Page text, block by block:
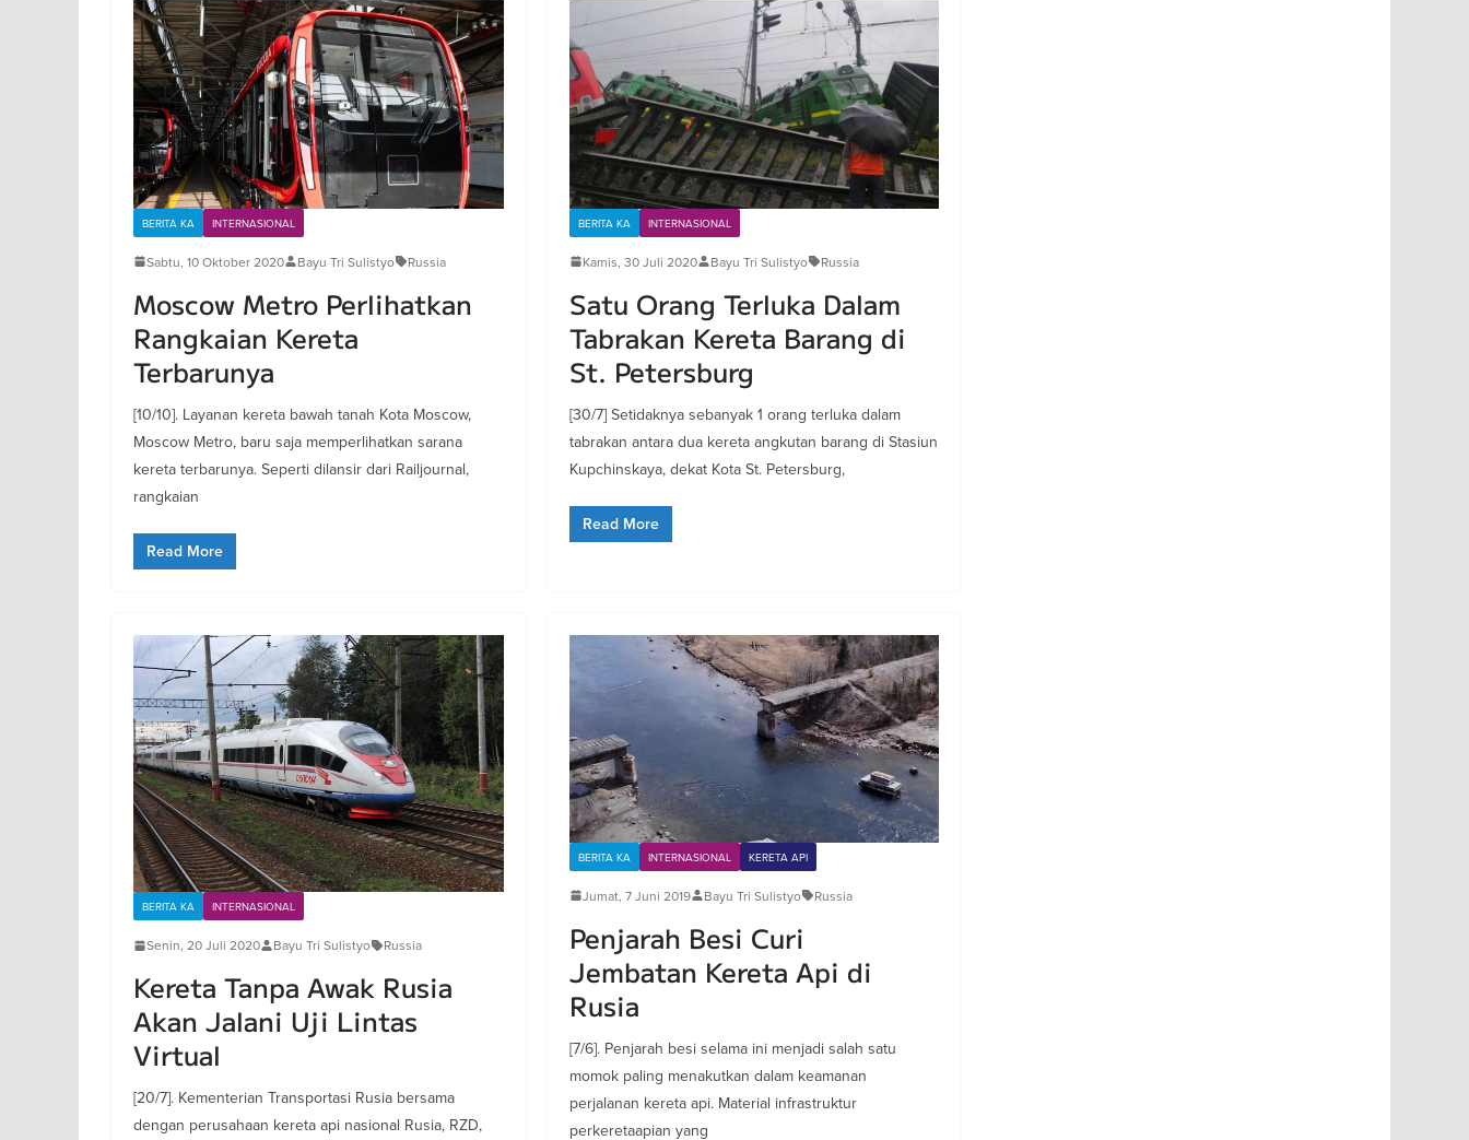
BERITA KA INTERNASIONAL
Sabtu, 10 Oktober 2020 Bayu Tri Sulistyo Russia
Moscow Metro Perlihatkan
Rangkaian Kereta
Terbarunya
[10/10]. Layanan kereta bawah tanah Kota Moscow,
Moscow Metro, baru saja memperlihatkan sarana
kereta terbarunya. Seperti dilansir dari Railjournal,
rangkaian
Read More
BERITA KA INTERNASIONAL
Kamis, 30 Juli 2020 Bayu Tri Sulistyo Russia
Satu Orang Terluka Dalam
Tabrakan Kereta Barang di
St. Petersburg
[30/7] Setidaknya sebanyak 1 orang terluka dalam
tabrakan antara dua kereta angkutan barang di Stasiun
Kupchinskaya, dekat Kota St. Petersburg,
Read More
BERITA KA INTERNASIONAL
Senin, 20 Juli 2020 Bayu Tri Sulistyo Russia
Kereta Tanpa Awak Rusia
Akan Jalani Uji Lintas
Virtual
[20/7]. Kementerian Transportasi Rusia bersama
dengan perusahaan kereta api nasional Rusia, RZD,
BERITA KA INTERNASIONAL KERETA API
Jumat, 7 Juni 2019 Bayu Tri Sulistyo Russia
Penjarah Besi Curi
Jembatan Kereta Api di
Rusia
[7/6]. Penjarah besi selama ini menjadi salah satu
momok paling menakutkan dalam keamanan
perjalanan kereta api. Material infrastruktur
perkeretaapian yang